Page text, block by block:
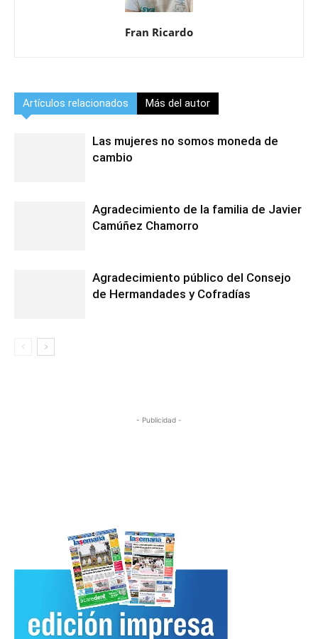
Fran Ricardo
Artículos relacionados Más del autor
Las mujeres no somos moneda de
cambio
Agradecimiento de la familia de Javier
Camúñez Chamorro
Agradecimiento público del Consejo
de Hermandades y Cofradías
- Publicidad -